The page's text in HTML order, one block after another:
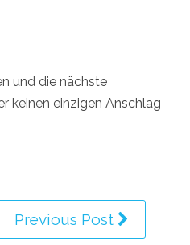
und die nächste
keinen einzigen Anschlag
Previous Post